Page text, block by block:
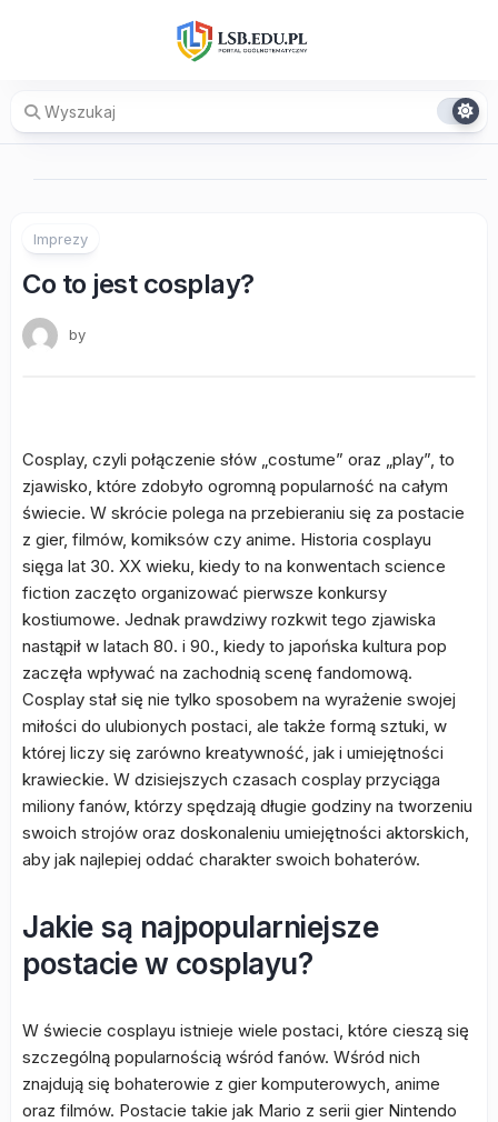
Imprezy
Co to jest cosplay?
by
Cosplay, czyli połączenie słów „costume” oraz „play”, to
zjawisko, które zdobyło ogromną popularność na całym
świecie. W skrócie polega na przebieraniu się za postacie
z gier, filmów, komiksów czy anime. Historia cosplayu
sięga lat 30. XX wieku, kiedy to na konwentach science
fiction zaczęto organizować pierwsze konkursy
kostiumowe. Jednak prawdziwy rozkwit tego zjawiska
nastąpił w latach 80. i 90., kiedy to japońska kultura pop
zaczęła wpływać na zachodnią scenę fandomową.
Cosplay stał się nie tylko sposobem na wyrażenie swojej
miłości do ulubionych postaci, ale także formą sztuki, w
której liczy się zarówno kreatywność, jak i umiejętności
krawieckie. W dzisiejszych czasach cosplay przyciąga
miliony fanów, którzy spędzają długie godziny na tworzeniu
swoich strojów oraz doskonaleniu umiejętności aktorskich,
aby jak najlepiej oddać charakter swoich bohaterów.
Jakie są najpopularniejsze
postacie w cosplayu?
W świecie cosplayu istnieje wiele postaci, które cieszą się
szczególną popularnością wśród fanów. Wśród nich
znajdują się bohaterowie z gier komputerowych, anime
oraz filmów. Postacie takie jak Mario z serii gier Nintendo